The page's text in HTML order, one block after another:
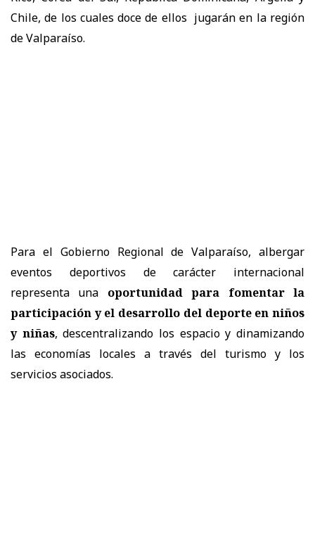
Chile, de los cuales doce de ellos jugarán en la región
de Valparaíso.
Para el Gobierno Regional de Valparaíso, albergar
eventos deportivos de carácter internacional
representa una
oportunidad para fomentar la
participación y el desarrollo del deporte en niños
y niñas, descentralizando los espacio y dinamizando
las economías locales a través del turismo y los
servicios asociados.